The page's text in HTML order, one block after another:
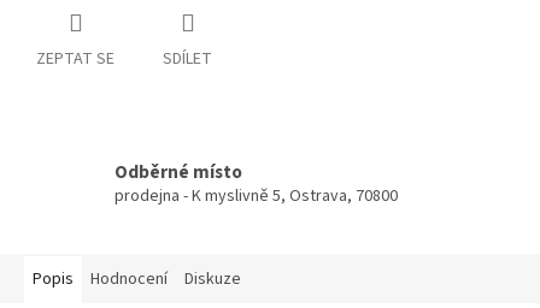
ZEPTAT SE SDÍLET
Odběrné místo
prodejna - K myslivně 5, Ostrava, 70800
Popis Hodnocení Diskuze